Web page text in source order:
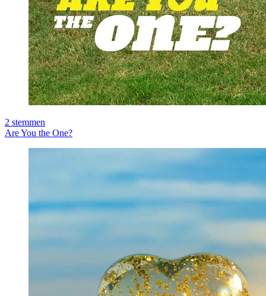
2 stemmen
Are You the One?